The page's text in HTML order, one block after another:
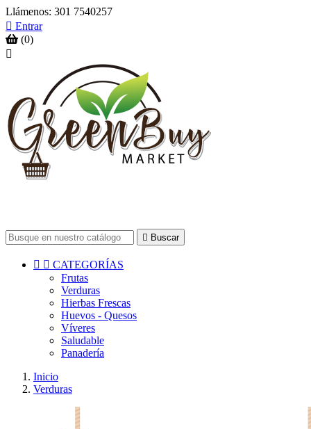
Llámenos: 301 7540257
 Entrar
(0)

 Buscar
  CATEGORÍAS
Frutas
Verduras
Hierbas Frescas
Huevos - Quesos
Víveres
Saludable
Panadería
Inicio
Verduras